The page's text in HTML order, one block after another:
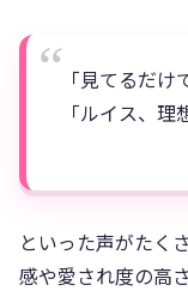
「見てるだけ
「ルイス、理
といった声がたく
感や愛され度の高